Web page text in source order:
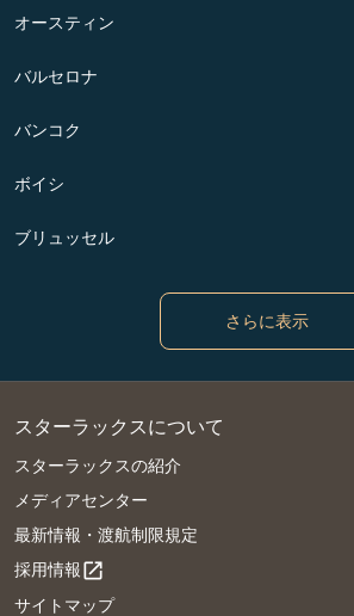
オースティン
バルセロナ
バンコク
ボイシ
ブリュッセル
さらに表示
スターラックスについて
スターラックスの紹介
メディアセンター
最新情報・渡航制限規定
採用情報open_in_new
サイトマップ